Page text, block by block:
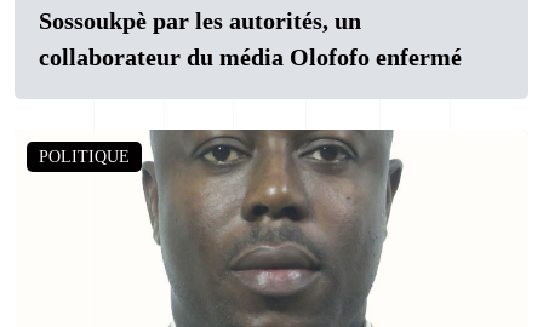
Sossoukpè par les autorités, un
collaborateur du média Olofofo enfermé
POLITIQUE